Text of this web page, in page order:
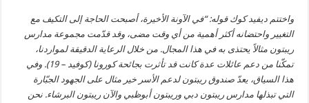
واختتم ديفيد كوك قوله: “في الآونة الأخيرة، أصبحت الحاجة إلى التكيف مع
التغيير واحتضانه أكثر أهمية من أي وقت مضى، وقد قدّمت مجموعة مدارس
ريبتون مثالاً يحتذى به في هذا المجال. من خلال الرعاية الدقيقة لمواردنا،
تمكّنا من دعم عائلات عدة كانت قد تأثرت بجائحة كورونا (كوفيد – 19). وفي
هذا السياق، يعدّ صندوق ريبتون لدعم الأسر خير مثال على الجهود الجبّارة
التي تبذلها مدارس ريبتون دبي وريبتون أبوظبي والآن ريبتون البرشاء. نحن